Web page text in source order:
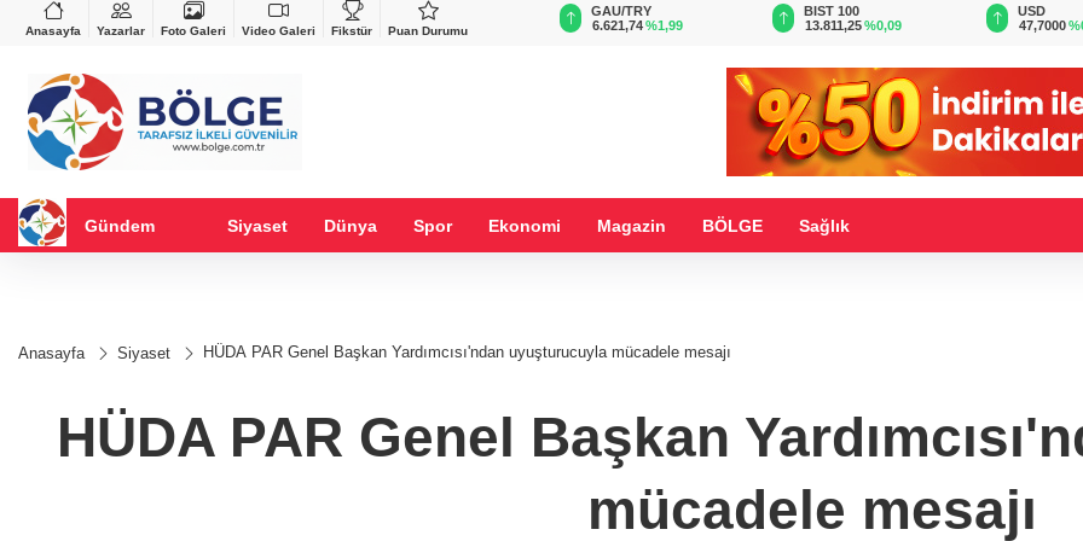
Anasayfa Yazarlar Foto Galeri Video Galeri Fikstür Puan Durumu
%-0,22
VND
0,0018
%0,19
GAU/TRY
6.621,74%1,99
BIST 100
13.811,25%0,09
USD
47,7000%0,17
EUR
55,0256
Gündem Siyaset Dünya Spor Ekonomi Magazin BÖLGE Sağlık
Anasayfa Siyaset HÜDA PAR Genel Başkan Yardımcısı'ndan uyuşturucuyla mücadele mesajı
HÜDA PAR Genel Başkan
mücadele mesajı